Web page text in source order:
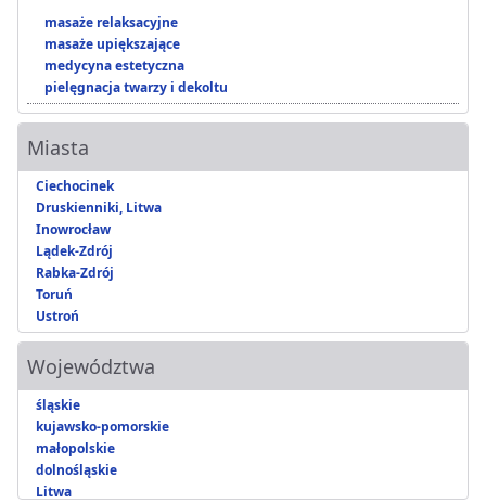
masaże relaksacyjne
masaże upiększające
medycyna estetyczna
pielęgnacja twarzy i dekoltu
Miasta
Ciechocinek
Druskienniki, Litwa
Inowrocław
Lądek-Zdrój
Rabka-Zdrój
Toruń
Ustroń
Województwa
śląskie
kujawsko-pomorskie
małopolskie
dolnośląskie
Litwa